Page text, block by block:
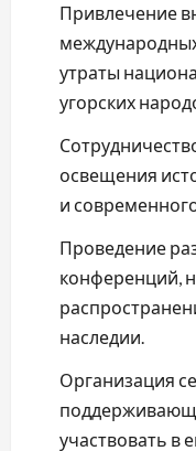
Привлечение
утраты
угорских
освещения
и
Проведение
конференций,
наследии.
Организация
участвовать в